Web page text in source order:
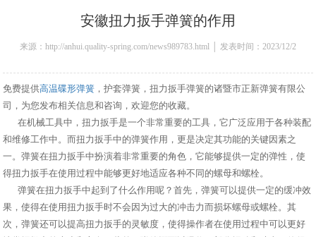
安徽扭力扳手弹簧的作用
来源：http://anhui.quality-spring.com/news989783.html │ 发表时间：2023/12/2
免费提供高温碟形弹簧 ，护套弹簧，扭力扳手弹簧的诸暨市正新弹簧有限公
司，为您发布相关信息和咨询，欢迎您的收藏。
在机械工具中，扭力扳手是一个非常重要的工具，它广泛应用于各种装配
和维修工作中。而扭力扳手中的弹簧作用，更是决定其功能的关键因素之
一。弹簧在扭力扳手中扮演着非常重要的角色，它能够提供一定的弹性，使
得扭力扳手在使用过程中能够更好地适应各种不同的螺母和螺栓。
弹簧在扭力扳手中起到了什么作用呢？首先，弹簧可以提供一定的缓冲效
果，使得在使用扭力扳手时不会因为过大的冲击力而损坏螺母或螺栓。其
次，弹簧还可以提高扭力扳手的灵敏度，使得操作者在使用过程中可以更好